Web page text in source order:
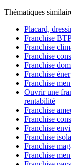
Thématiques
Placard,
Franchise
Franchise
Franchise
Franchise
Franchise
Franchise
Ouvrir une
rentabilité
Franchise
Franchise
Franchise
Franchise
Franchise
Franchise